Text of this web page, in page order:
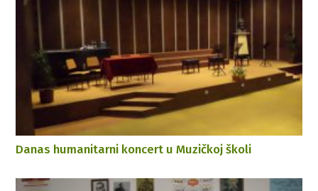
Danas humanitarni koncert u Muzičkoj školi